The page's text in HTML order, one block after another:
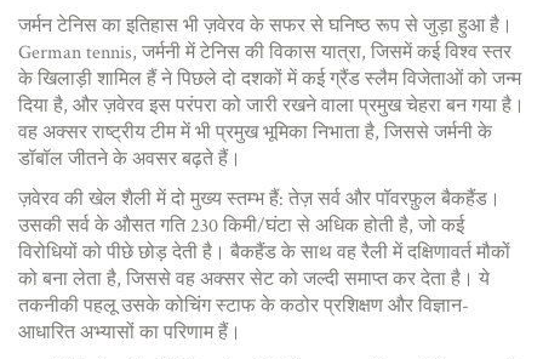
जर्मन टेनिस का इतिहास भी ज़वेरव के सफर से घनिष्ठ रूप से जुड़ा हुआ है।
German tennis, जर्मनी में टेनिस की विकास यात्रा, जिसमें कई विश्व स्तर
के खिलाड़ी शामिल हैंने पिछले दो दशकों में कई ग्रैंड स्लैम विजेताओं को जन्म
दिया है, और ज़वेरव इस परंपरा को जारी रखने वाला प्रमुख चेहरा बन गया है।
वह अक्सर राष्ट्रीय टीम में भी प्रमुख भूमिका निभाता है, जिससे जर्मनी के
डॉबॉल जीतने के अवसर बढ़ते हैं।
ज़वेरव की खेल शैली में दो मुख्य स्तम्भ हैं: तेज़ सर्व और पॉवरफ़ुल बैकहैंड।
उसकी सर्व के औसत गति 230 किमी/घंटा से अधिक होती है, जो कई
विरोधियों को पीछे छोड़ देती है। बैकहैंड के साथ वह रैली में दक्षिणावर्त मौकों
को बना लेता है, जिससे वह अक्सर सेट को जल्दी समाप्त कर देता है। ये
तकनीकी पहलू उसके कोचिंग स्टाफ के कठोर प्रशिक्षण और विज्ञान-
आधारित अभ्यासों का परिणाम हैं।